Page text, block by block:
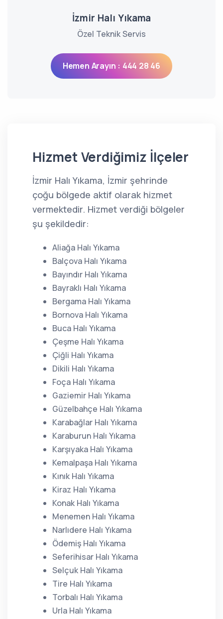
İzmir Halı Yıkama
Özel Teknik Servis
Hemen Arayın : 444 28 46
Hizmet Verdiğimiz İlçeler
İzmir Halı Yıkama, İzmir şehrinde
çoğu bölgede aktif olarak hizmet
vermektedir. Hizmet verdiği bölgeler
şu şekildedir:
Aliağa Halı Yıkama
Balçova Halı Yıkama
Bayındır Halı Yıkama
Bayraklı Halı Yıkama
Bergama Halı Yıkama
Bornova Halı Yıkama
Buca Halı Yıkama
Çeşme Halı Yıkama
Çiğli Halı Yıkama
Dikili Halı Yıkama
Foça Halı Yıkama
Gaziemir Halı Yıkama
Güzelbahçe Halı Yıkama
Karabağlar Halı Yıkama
Karaburun Halı Yıkama
Karşıyaka Halı Yıkama
Kemalpaşa Halı Yıkama
Kınık Halı Yıkama
Kiraz Halı Yıkama
Konak Halı Yıkama
Menemen Halı Yıkama
Narlıdere Halı Yıkama
Ödemiş Halı Yıkama
Seferihisar Halı Yıkama
Selçuk Halı Yıkama
Tire Halı Yıkama
Torbalı Halı Yıkama
Urla Halı Yıkama